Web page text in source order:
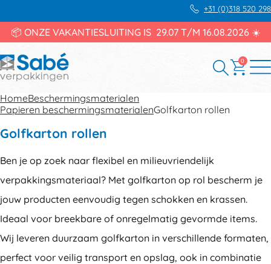
+31 (0)318 520 298
📦 ONZE VAKANTIESLUITING IS 29.07 T/M 16.08.2026 ☀️
0
HomeBeschermingsmaterialen
Papieren beschermingsmaterialenGolfkarton rollen
Golfkarton rollen
Ben je op zoek naar flexibel en milieuvriendelijk
verpakkingsmateriaal? Met golfkarton op rol bescherm je
jouw producten eenvoudig tegen schokken en krassen.
Ideaal voor breekbare of onregelmatig gevormde items.
Wij leveren duurzaam golfkarton in verschillende formaten,
perfect voor veilig transport en opslag, ook in combinatie